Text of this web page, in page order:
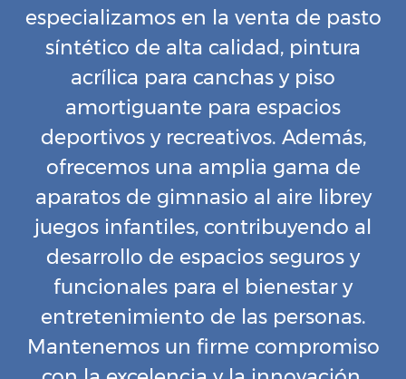
especializamos en la venta de pasto
síntético de alta calidad, pintura
acrílica para canchas y piso
amortiguante para espacios
deportivos y recreativos. Además,
ofrecemos una amplia gama de
aparatos de gimnasio al aire librey
juegos infantiles, contribuyendo al
desarrollo de espacios seguros y
funcionales para el bienestar y
entretenimiento de las personas.
Mantenemos un firme compromiso